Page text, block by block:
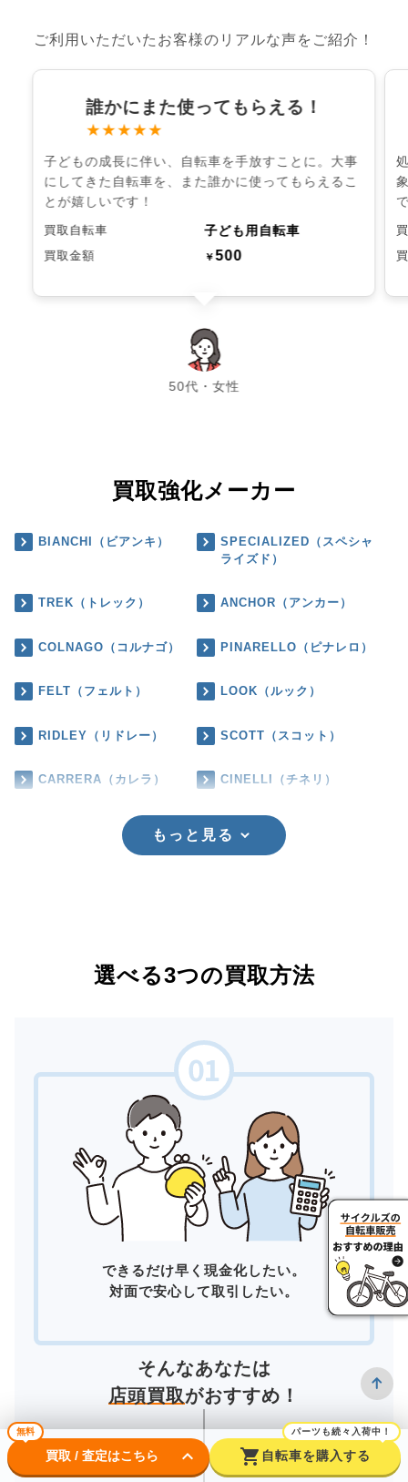
ご利用いただいたお客様のリアルな声をご紹介！
誰かにまた使ってもらえる！
★★★★★
子どもの成長に伴い、自転車を手放すことに。大事
にしてきた自転車を、また誰かに使ってもらえるこ
とが嬉しいです！
買取自転車 子ども用自転車
買取金額 ￥500
50代・女性
chevron_left chevron_right
買取強化メーカー
BIANCHI（ビアンキ）
SPECIALIZED（スペシャ
ライズド）
TREK（トレック） ANCHOR（アンカー）
COLNAGO（コルナゴ） PINARELLO（ピナレロ）
FELT（フェルト） LOOK（ルック）
RIDLEY（リドレー） SCOTT（スコット）
CARRERA（カレラ） CINELLI（チネリ）
もっと見る
選べる3つの買取方法
できるだけ早く現金化したい。
対面で安心して取引したい。
そんなあなたは
店頭買取がおすすめ！
無料
買取 / 査定はこちら keyboard_arrow_down shopping_cart
パーツも続々入荷中！
自転車を購入する